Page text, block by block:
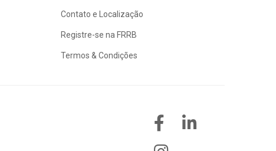
Contato e Localização
Registre-se na FRRB
Termos & Condições